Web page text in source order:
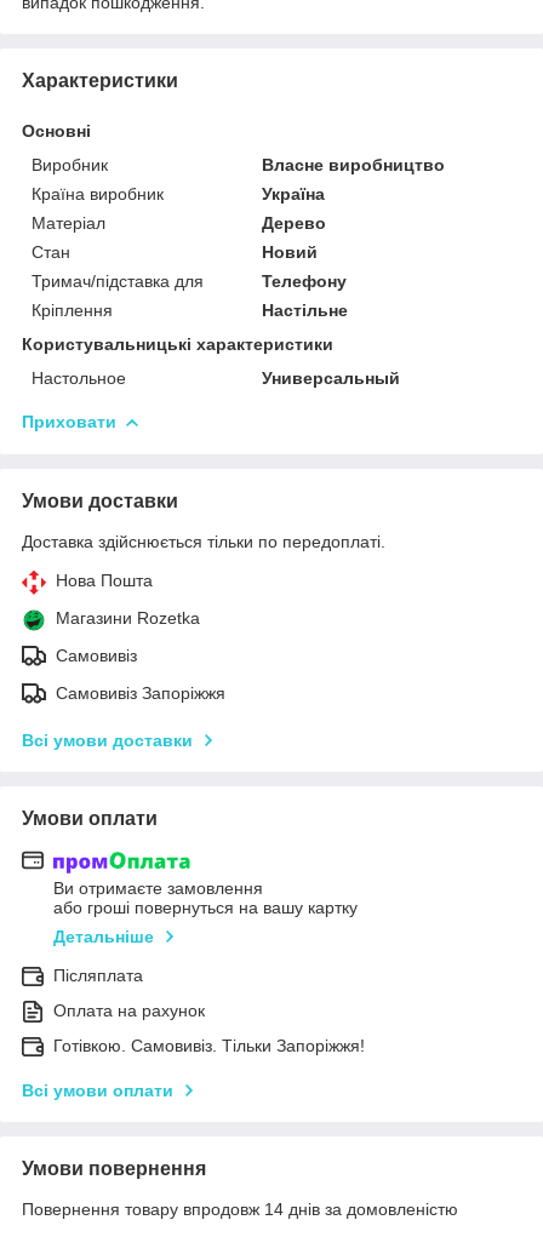
Характеристики
Основні
Виробник
Власне виробництво
Країна виробник
Україна
Матеріал
Дерево
Стан
Новий
Тримач/підставка для
Телефону
Кріплення
Настільне
Користувальницькі характеристики
Настольное
Универсальный
Приховати
Умови доставки
Доставка здійснюється тільки по передоплаті.
Нова Пошта
Магазини Rozetka
Самовивіз
Самовивіз Запоріжжя
Всі умови доставки
Умови оплати
Ви отримаєте замовлення
або гроші повернуться на вашу картку
Детальніше
Післяплата
Оплата на рахунок
Готівкою. Самовивіз. Тільки Запоріжжя!
Всі умови оплати
Умови повернення
Повернення товару впродовж 14 днів за домовленістю